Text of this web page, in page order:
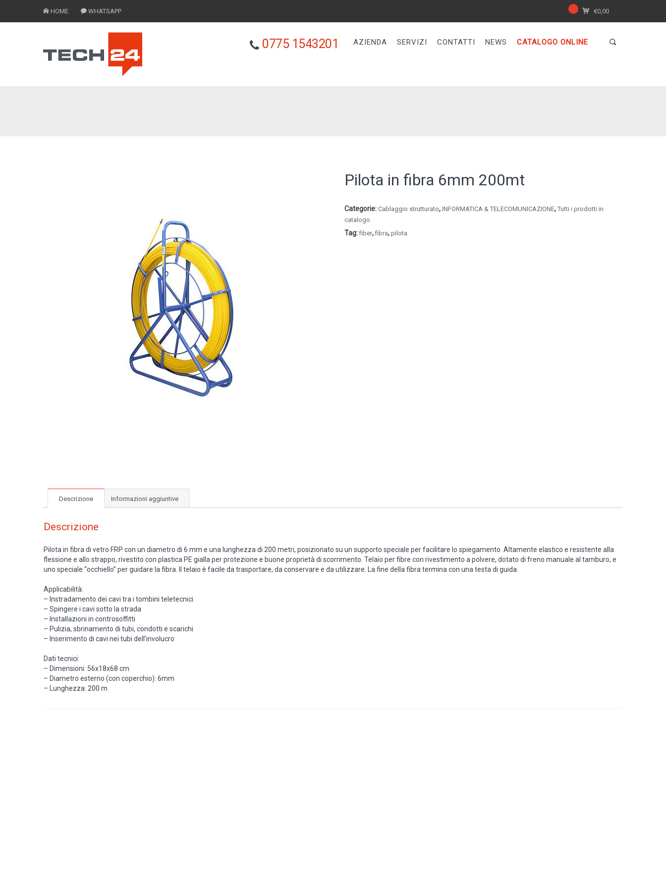
HOME WHATSAPP €0,00
0775 1543201 AZIENDA SERVIZI CONTATTI NEWS CATALOGO ONLINE
Pilota in fibra 6mm 200mt
Categorie:Cablaggio strutturato,INFORMATICA & TELECOMUNICAZIONE,Tutti i prodotti in
catalogo
Tag:fiber,fibra,pilota
Descrizione Informazioni aggiuntive
Descrizione
Pilota in fibra di vetro FRP con un diametro di 6 mm e una lunghezza di 200 metri, posizionato su un supporto speciale per facilitare lo spiegamento. Altamente elastico e resistente alla
flessione e allo strappo, rivestito con plastica PE gialla per protezione e buone proprietà di scorrimento. Telaio per fibre con rivestimento a polvere, dotato di freno manuale al tamburo, e
uno speciale “occhiello” per guidare la fibra. Il telaio è facile da trasportare, da conservare e da utilizzare. La fine della fibra termina con una testa di guida.
Applicabilità:
– Instradamento dei cavi tra i tombini teletecnici
– Spingere i cavi sotto la strada
– Installazioni in controsoffitti
– Pulizia, sbrinamento di tubi, condotti e scarichi
– Inserimento di cavi nei tubi dell’involucro
Dati tecnici:
– Dimensioni: 56x18x68 cm
– Diametro esterno (con coperchio): 6mm
– Lunghezza: 200 m